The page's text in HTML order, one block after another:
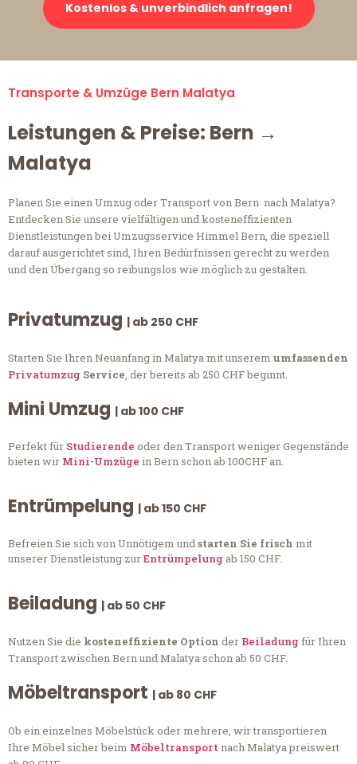
Kostenlos & unverbindlich anfragen!
Transporte & Umzüge Bern Malatya
Leistungen & Preise: Bern →
Malatya
Planen Sie einen Umzug oder Transport von Bern nach Malatya?
Entdecken Sie unsere vielfältigen und kosteneffizienten
Dienstleistungen bei Umzugsservice Himmel Bern, die speziell
darauf ausgerichtet sind, Ihren Bedürfnissen gerecht zu werden
und den Übergang so reibungslos wie möglich zu gestalten.
Privatumzug | ab 250 CHF
Starten Sie Ihren Neuanfang in Malatya mit unserem umfassenden
Privatumzug Service, der bereits ab 250 CHF beginnt.
Mini Umzug | ab 100 CHF
Perfekt für Studierende oder den Transport weniger Gegenstände
bieten wir Mini-Umzüge in Bern schon ab 100CHF an.
Entrümpelung | ab 150 CHF
Befreien Sie sich von Unnötigem undstarten Sie frisch mit
unserer Dienstleistung zurEntrümpelung ab 150 CHF.
Beiladung | ab 50 CHF
Nutzen Sie die kosteneffiziente Option der Beiladung für Ihren
Transport zwischen Bern und Malatya schon ab 50 CHF.
Möbeltransport | ab 80 CHF
Ob ein einzelnes Möbelstück oder mehrere, wir transportieren
Ihre Möbel sicher beim Möbeltransportnach Malatya preiswert